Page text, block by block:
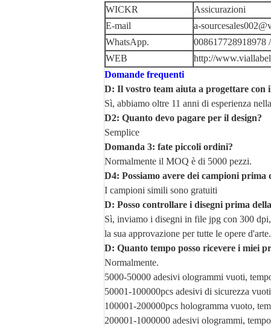
WICKR
Assicurazioni
E-mail
a-
WhatsApp.
008617728918978
WEB
http://
Domande frequenti
D: Il vostro team aiuta a progettare con
Sì, abbiamo oltre 11 anni di esperienza
D2: Quanto devo pagare per il design?
Semplice
Domanda 3: fate piccoli ordini?
Normalmente il MOQ è di 5000 pezzi.
D4: Possiamo avere dei campioni prima
I campioni simili sono gratuiti
D: Posso controllare i disegni prima
Sì, inviamo i disegni in file jpg con 300
la sua approvazione per tutte le opere d'arte.
D: Quanto tempo posso ricevere i miei
Normalmente.
5000-50000 adesivi ologrammi vuoti,
50001-100000pcs adesivi di sicurezza
100001-200000pcs hologramma vuoto,
200001-1000000 adesivi ologrammi,